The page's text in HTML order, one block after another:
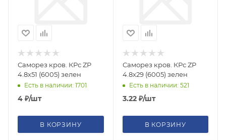
Саморез кров. КРс ZP
4.8x51 (6005) зелен
Есть в наличии: 1701
4 ₽/шт
В КОРЗИНУ
Саморез кров. КРс ZP
4.8x29 (6005) зелен
Есть в наличии: 521
3.22₽/шт
В КОРЗИНУ